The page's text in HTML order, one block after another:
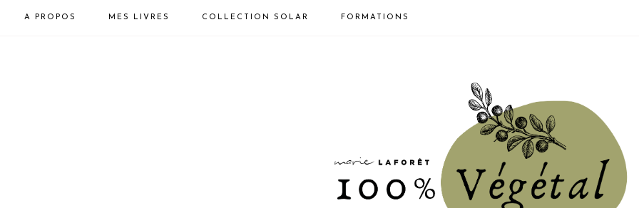
A PROPOS MES LIVRES COLLECTION SOLAR FORMATIONS